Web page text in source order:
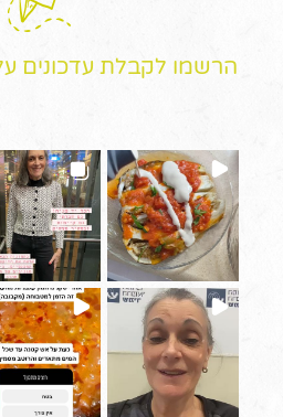
הרשמו לקבלת עדכונים